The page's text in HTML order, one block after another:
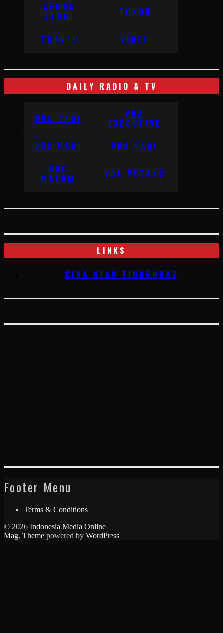
SERBA
SERBI
TOKOH
TRAVEL VIDEO
DAILY RADIO & TV
BBC PAGI
VOA
EXECUTIVE
BBC HARI
VOA PAGI
BBC
MALAM
VOA PETANG
LINKS
CINA ATAU TIONGHOA?
Footer Menu
Terms & Conditions
© 2026 Indonesia Media Online
Mag. Theme powered by WordPress